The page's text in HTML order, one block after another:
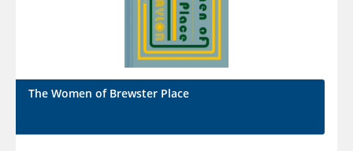
The Women of Brewster Place